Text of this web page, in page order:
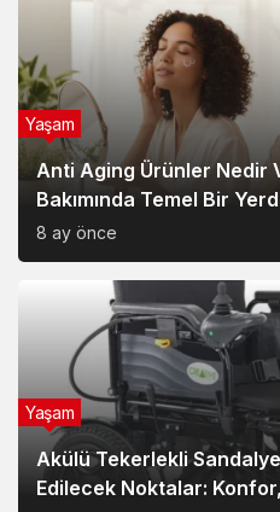
Anti Aging Ürünler Nedir
Bakımında Temel Bir
8 ay önce
Akülü Tekerlekli
Edilecek Noktalar:
Model Tercihi
9 ay önce